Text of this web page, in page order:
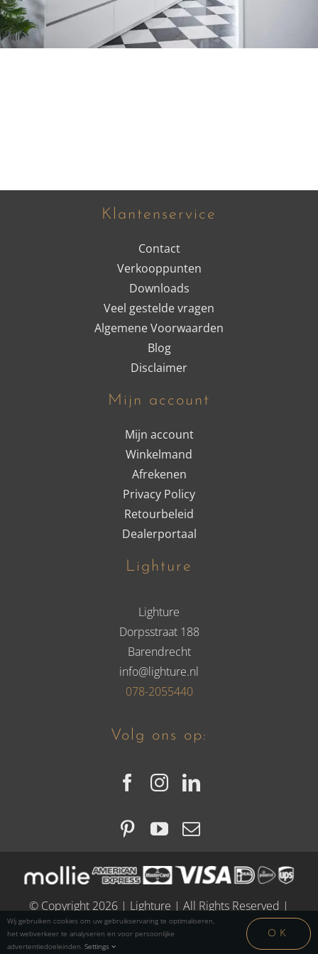
Klantenservice
Contact
Verkooppunten
Downloads
Veel gestelde vragen
Algemene Voorwaarden
Blog
Disclaimer
Mijn account
Mijn account
Winkelmand
Afrekenen
Privacy Policy
Retourbeleid
Dealerportaal
Lighture
Lighture
Dorpsstraat 188
Barendrecht
info@lighture.nl
078-2055440
Volg ons op:
© Copyright 2026 | Lighture | All Rights Reserved |
Wij gebruiken cookies om uw gebruikservaring te optimaliseren,
het webverkeer te analyseren en voor persoonlijke
advertentiedoeleinden. Settings
OK